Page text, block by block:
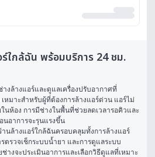
ใกล้ฉัน พร้อมบริการ 24 ชม.
งล้างแอร์และดูแลเครื่องปรับอากาศที่
หมาะสำหรับผู้ที่ต้องการล้างแอร์ด่วน แอร์ไม่
นห้อง การมีช่างในพื้นที่ช่วยลดเวลารอคิวและ
อาการจะรุนแรงขึ้น
นล้างแอร์ใกล้ฉันครอบคลุมทั้งการล้างแอร์
ตรวจเช็กระบบน้ำยา และการดูแลระบบ
างจะประเมินอาการและเลือกวิธีดูแลที่เหมาะ